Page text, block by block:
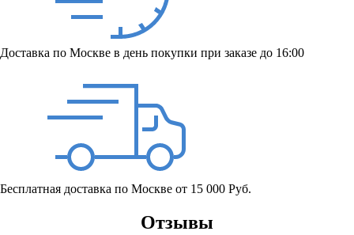
Доставка по Москве в день покупки при заказе до 16:00
Бесплатная доставка по Москве от 15 000 Руб.
Отзывы